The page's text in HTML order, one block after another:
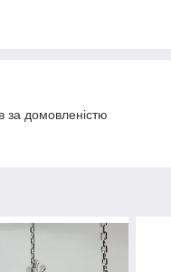
за домовленістю